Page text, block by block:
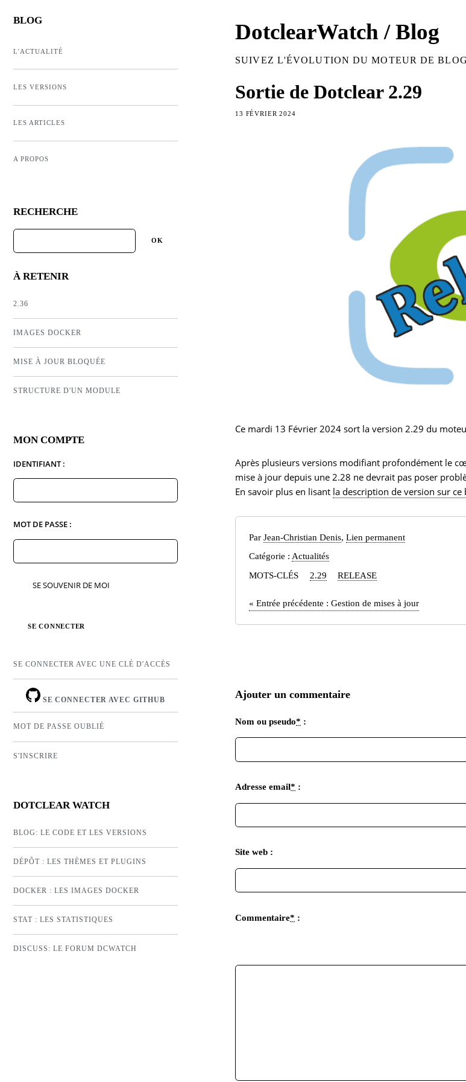
BLOG
L'ACTUALITÉ
LES VERSIONS
LES ARTICLES
A PROPOS
RECHERCHE
À RETENIR
2.36
IMAGES DOCKER
MISE À JOUR BLOQUÉE
STRUCTURE D'UN MODULE
MON COMPTE
IDENTIFIANT :
MOT DE PASSE :
SE SOUVENIR DE MOI
SE CONNECTER AVEC UNE CLÉ D'ACCÈS
SE CONNECTER AVEC GITHUB
MOT DE PASSE OUBLIÉ
S'INSCRIRE
DOTCLEAR WATCH
BLOG: LE CODE ET LES VERSIONS
DÉPÔT : LES THÈMES ET PLUGINS
DOCKER : LES IMAGES DOCKER
STAT : LES STATISTIQUES
DISCUSS: LE FORUM DCWATCH
DotclearWatch / Blog
SUIVEZ L'ÉVOLUTION DU MOTEUR DE
Sortie de Dotclear 2.29
13 FÉVRIER 2024
Ce mardi 13 Février 2024 sort la version 2.29 du
Après plusieurs versions modifiant profondément le
mise à jour depuis une 2.28 ne devrait pas poser
En savoir plus en lisant la description de version sur ce
ParJean-Christian Denis,Lien permanent
Catégorie :Actualités
MOTS-CLÉS
2.29 RELEASE
«Entrée précédente :Gestion de mises à jour
Ajouter un commentaire
Nom ou pseudo* :
Adresse email* :
Site web :
Commentaire* :